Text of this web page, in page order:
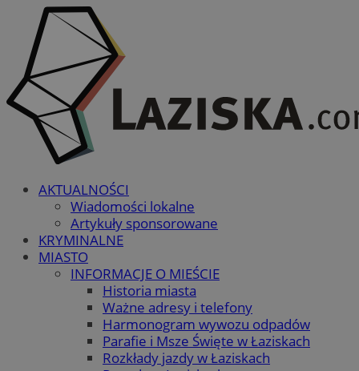
AKTUALNOŚCI
Wiadomości lokalne
Artykuły sponsorowane
KRYMINALNE
MIASTO
INFORMACJE O MIEŚCIE
Historia miasta
Ważne adresy i telefony
Harmonogram wywozu odpadów
Parafie i Msze Święte w Łaziskach
Rozkłady jazdy w Łaziskach